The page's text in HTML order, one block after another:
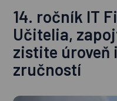
14. ročník IT
Učitelia,
zistite úroveň
zručností